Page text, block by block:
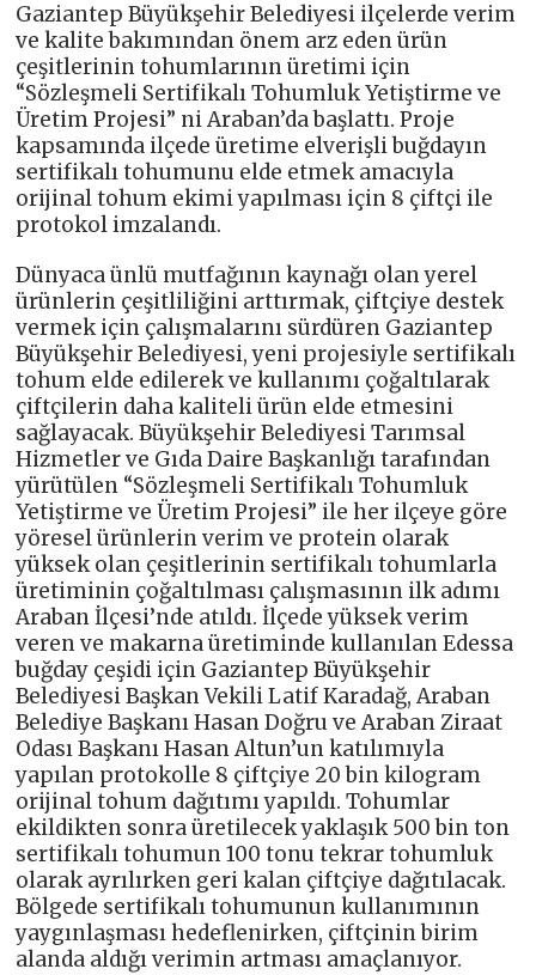
Gaziantep Büyükşehir Belediyesi ilçelerde verim
ve kalite bakımından önem arz eden ürün
çeşitlerinin tohumlarının üretimi için
“Sözleşmeli Sertifikalı Tohumluk Yetiştirme ve
Üretim Projesi” ni Araban’da başlattı. Proje
kapsamında ilçede üretime elverişli buğdayın
sertifikalı tohumunu elde etmek amacıyla
orijinal tohum ekimi yapılması için 8 çiftçi ile
protokol imzalandı.
Dünyaca ünlü mutfağının kaynağı olan yerel
ürünlerin çeşitliliğini arttırmak, çiftçiye destek
vermek için çalışmalarını sürdüren Gaziantep
Büyükşehir Belediyesi, yeni projesiyle sertifikalı
tohum elde edilerek ve kullanımı çoğaltılarak
çiftçilerin daha kaliteli ürün elde etmesini
sağlayacak. Büyükşehir Belediyesi Tarımsal
Hizmetler ve Gıda Daire Başkanlığı tarafından
yürütülen “Sözleşmeli Sertifikalı Tohumluk
Yetiştirme ve Üretim Projesi” ile her ilçeye göre
yöresel ürünlerin verim ve protein olarak
yüksek olan çeşitlerinin sertifikalı tohumlarla
üretiminin çoğaltılması çalışmasının ilk adımı
Araban İlçesi’nde atıldı. İlçede yüksek verim
veren ve makarna üretiminde kullanılan Edessa
buğday çeşidi için Gaziantep Büyükşehir
Belediyesi Başkan Vekili Latif Karadağ, Araban
Belediye Başkanı Hasan Doğru ve Araban Ziraat
Odası Başkanı Hasan Altun’un katılımıyla
yapılan protokolle 8 çiftçiye 20 bin kilogram
orijinal tohum dağıtımı yapıldı. Tohumlar
ekildikten sonra üretilecek yaklaşık 500 bin ton
sertifikalı tohumun 100 tonu tekrar tohumluk
olarak ayrılırken geri kalan çiftçiye dağıtılacak.
Bölgede sertifikalı tohumunun kullanımının
yaygınlaşması hedeflenirken, çiftçinin birim
alanda aldığı verimin artması amaçlanıyor.